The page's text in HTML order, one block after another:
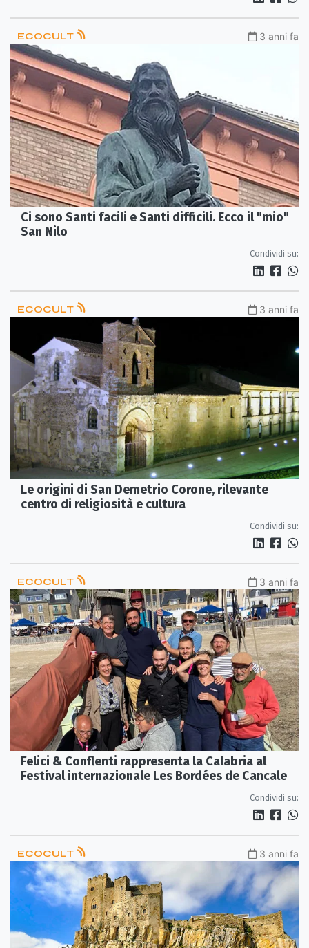
ECOCULT 3 anni fa
Ci sono Santi facili e Santi difficili. Ecco il "mio"
San Nilo
Condividi su:
ECOCULT 3 anni fa
Le origini di San Demetrio Corone, rilevante
centro di religiosità e cultura
Condividi su:
ECOCULT 3 anni fa
Felici & Conflenti rappresenta la Calabria al
Festival internazionale Les Bordées de Cancale
Condividi su:
ECOCULT 3 anni fa